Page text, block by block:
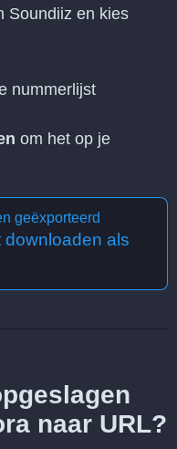
Soundiiz en kies
nummerlijst
om het op je
geëxporteerd
downloaden als
naar URL?